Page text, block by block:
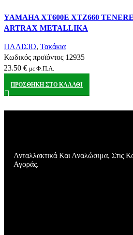
Quick view
Αγαπημένα
YAMAHA XT600E XTZ660
ARTRAX METALLIKA
ΠΛΑΙΣΙΟ, Τακάκια
Κωδικός προϊόντος 12935
23.50 € με Φ.Π.Α.
ΠΡΟΣΘΉΚΗ ΣΤΟ ΚΑΛΆΘΙ
Ανταλλακτικά Και Αναλώσιμα, Στις
Αγοράς.